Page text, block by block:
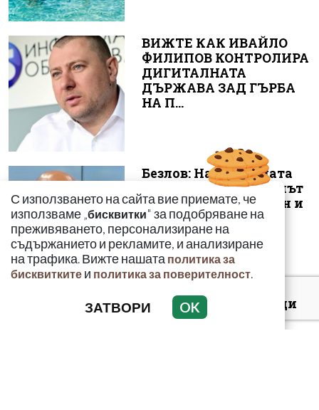
ВИЖТЕ КАК ИВАЙЛО
ФИЛИПОВ КОНТРОЛИРА
ДИГИТАЛНАТА
ДЪРЖАВА ЗАД ГЪРБА
НА П...
Безлов: Най-голямата
опасност е фентанилът
да се смесва с кокаин и
„би...
Киев: 16 000 чужденци
се сражават в
С използването на сайта вие приемате, че
използваме „бисквитки" за подобряване на
преживяването, персонализиране на
съдържанието и рекламите, и анализиране
на трафика. Вижте нашата политика за
бисквитките и политика за поверителност.
ЗАТВОРИ OK